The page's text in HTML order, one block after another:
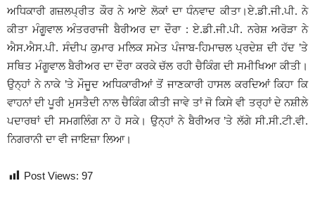
ਅਧਿਕਾਰੀ ਗਜ਼ਲਪ੍ਰੀਤ ਕੌਰ ਨੇ ਆਏ ਲੋਕਾਂ ਦਾ ਧੰਨਵਾਦ ਕੀਤਾ।ਏ.ਡੀ.ਜੀ.ਪੀ. ਨੇ
ਕੀਤਾ ਮੰਗੂਵਾਲ ਅੰਤਰਰਾਜੀ ਬੈਰੀਅਰ ਦਾ ਦੌਰਾ : ਏ.ਡੀ.ਜੀ.ਪੀ. ਨਰੇਸ਼ ਅਰੋੜਾ ਨੇ
ਐਸ.ਐਸ.ਪੀ. ਸੰਦੀਪ ਕੁਮਾਰ ਮਲਿਕ ਸਮੇਤ ਪੰਜਾਬ-ਹਿਮਾਚਲ ਪ੍ਰਦੇਸ਼ ਦੀ ਹੱਦ ’ਤੇ
ਸਥਿਤ ਮੰਗੂਵਾਲ ਬੈਰੀਅਰ ਦਾ ਦੌਰਾ ਕਰਕੇ ਚੱਲ ਰਹੀ ਚੈਕਿੰਗ ਦੀ ਸਮੀਖਿਆ ਕੀਤੀ।
ਉਨ੍ਹਾਂ ਨੇ ਨਾਕੇ ’ਤੇ ਮੌਜੂਦ ਅਧਿਕਾਰੀਆਂ ਤੋਂ ਜਾਣਕਾਰੀ ਹਾਸਲ ਕਰਦਿਆਂ ਕਿਹਾ ਕਿ
ਵਾਹਨਾਂ ਦੀ ਪੂਰੀ ਮੁਸਤੈਦੀ ਨਾਲ ਚੈਕਿੰਗ ਕੀਤੀ ਜਾਵੇ ਤਾਂ ਜੋ ਕਿਸੇ ਵੀ ਤਰ੍ਹਾਂ ਦੇ ਨਸ਼ੀਲੇ
ਪਦਾਰਥਾਂ ਦੀ ਸਮਗਲਿੰਗ ਨਾ ਹੋ ਸਕੇ। ਉਨ੍ਹਾਂ ਨੇ ਬੈਰੀਅਰ ’ਤੇ ਲੱਗੇ ਸੀ.ਸੀ.ਟੀ.ਵੀ.
ਨਿਗਰਾਨੀ ਦਾ ਵੀ ਜਾਇਜ਼ਾ ਲਿਆ।
Post Views: 97